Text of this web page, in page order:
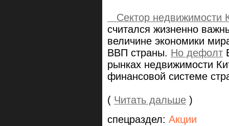
Сектор недвижимости
считался жизненно
величине экономики
ВВП страны. Но дефолт
рынках недвижимости
финансовой системе
( Читать дальше )
спецраздел: Акции